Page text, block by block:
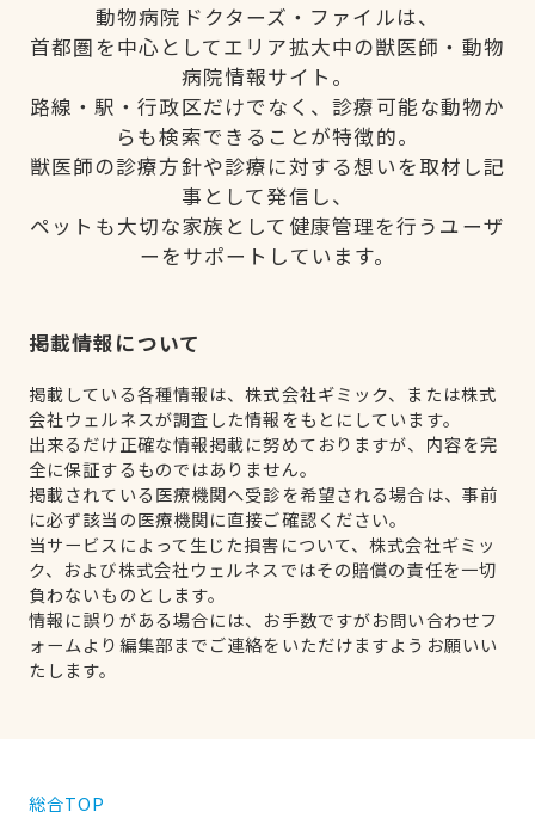
動物病院ドクターズ・ファイルは、
首都圏を中心としてエリア拡大中の獣医師・動物
病院情報サイト。
路線・駅・行政区だけでなく、診療可能な動物か
らも検索できることが特徴的。
獣医師の診療方針や診療に対する想いを取材し記
事として発信し、
ペットも大切な家族として健康管理を行うユーザ
ーをサポートしています。
掲載情報について
掲載している各種情報は、株式会社ギミック、または株式
会社ウェルネスが調査した情報をもとにしています。
出来るだけ正確な情報掲載に努めておりますが、内容を完
全に保証するものではありません。
掲載されている医療機関へ受診を希望される場合は、事前
に必ず該当の医療機関に直接ご確認ください。
当サービスによって生じた損害について、株式会社ギミッ
ク、および株式会社ウェルネスではその賠償の責任を一切
負わないものとします。
情報に誤りがある場合には、お手数ですがお問い合わせフ
ォームより編集部までご連絡をいただけますようお願いい
たします。
総合TOP